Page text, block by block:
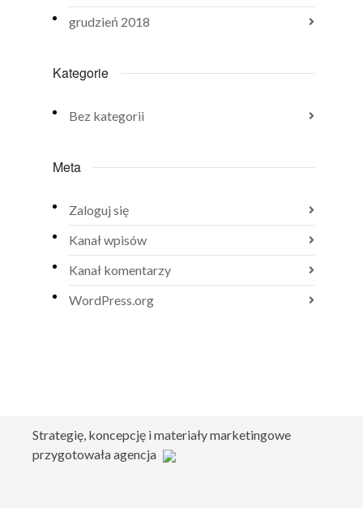
grudzień 2018
Kategorie
Bez kategorii
Meta
Zaloguj się
Kanał wpisów
Kanał komentarzy
WordPress.org
Strategię, koncepcję i materiały marketingowe
przygotowała agencja